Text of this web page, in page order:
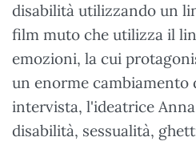
disabilità utilizzando un
film muto che utilizza il
emozioni, la cui
un enorme cambiamento
intervista, l'ideatrice
disabilità, sessualità,